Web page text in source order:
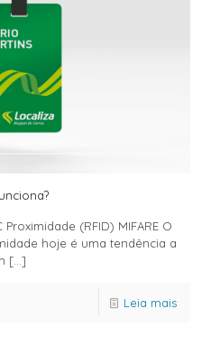
(RFID) MIFARE O
hoje é uma tendência a
[…]
Leia mais